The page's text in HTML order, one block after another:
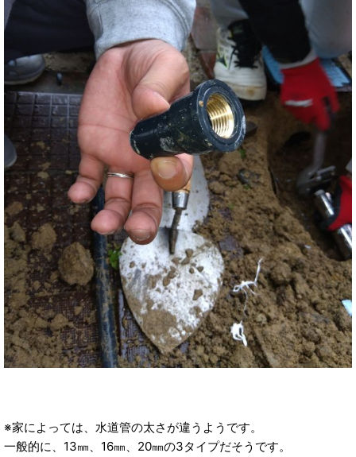
※家によっては、水道管の太さが違うようです。
一般的に、13㎜、16㎜、20㎜の3タイプだそうです。